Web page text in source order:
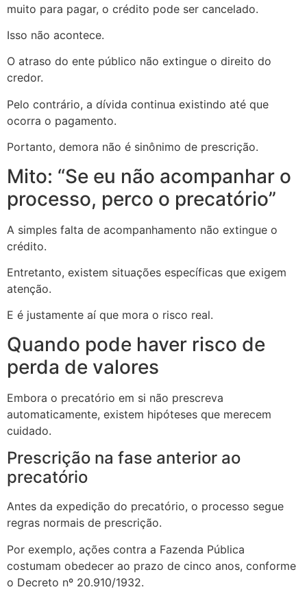
muito para pagar, o crédito pode ser cancelado.
Isso não acontece.
O atraso do ente público não extingue o direito do
credor.
Pelo contrário, a dívida continua existindo até que
ocorra o pagamento.
Portanto, demora não é sinônimo de prescrição.
Mito: “Se eu não acompanhar o
processo, perco o precatório”
A simples falta de acompanhamento não extingue o
crédito.
Entretanto, existem situações específicas que exigem
atenção.
E é justamente aí que mora o risco real.
Quando pode haver risco de
perda de valores
Embora o precatório em si não prescreva
automaticamente, existem hipóteses que merecem
cuidado.
Prescrição na fase anterior ao
precatório
Antes da expedição do precatório, o processo segue
regras normais de prescrição.
Por exemplo, ações contra a Fazenda Pública
costumam obedecer ao prazo de cinco anos, conforme
o Decreto nº 20.910/1932.